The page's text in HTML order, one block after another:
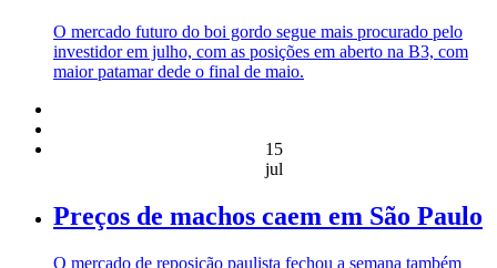
O mercado futuro do boi gordo segue mais procurado pelo
investidor em julho, com as posições em aberto na B3, com
maior patamar dede o final de maio.
15
jul
Preços de machos caem em São Paulo
O mercado de reposição paulista fechou a semana também